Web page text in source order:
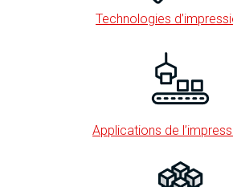
Technologies
Applications de